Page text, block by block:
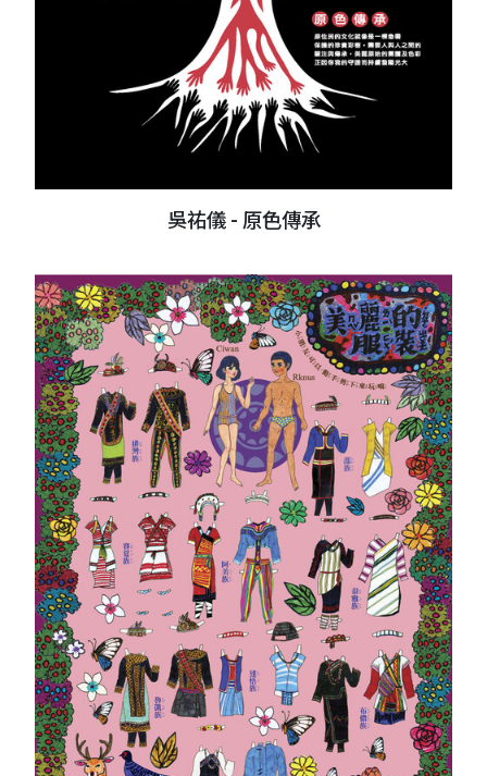
吳祐儀 - 原色傳承